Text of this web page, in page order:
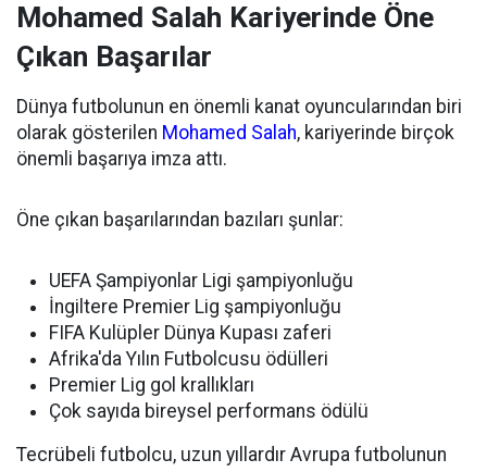
Mohamed Salah Kariyerinde Öne
Çıkan Başarılar
Dünya futbolunun en önemli kanat oyuncularından biri
olarak gösterilen Mohamed Salah, kariyerinde birçok
önemli başarıya imza attı.
Öne çıkan başarılarından bazıları şunlar:
UEFA Şampiyonlar Ligi şampiyonluğu
İngiltere Premier Lig şampiyonluğu
FIFA Kulüpler Dünya Kupası zaferi
Afrika'da Yılın Futbolcusu ödülleri
Premier Lig gol krallıkları
Çok sayıda bireysel performans ödülü
Tecrübeli futbolcu, uzun yıllardır Avrupa futbolunun